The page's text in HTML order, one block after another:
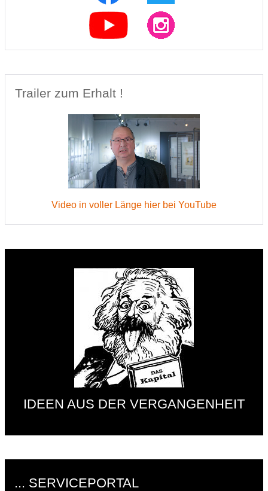
Trailer zum Erhalt !
Video in voller Länge hier bei YouTube
IDEEN AUS DER VERGANGENHEIT
... SERVICEPORTAL